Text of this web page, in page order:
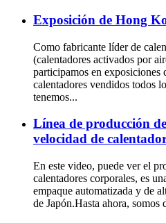
Exposición de Hong
Como fabricante líder de
(calentadores activados por
participamos en
calentadores vendidos todos
tenemos...
Línea de producción
velocidad de
En este video, puede ver el
calentadores corporales, es
empaque automatizada y de
de Japón.Hasta ahora, somos